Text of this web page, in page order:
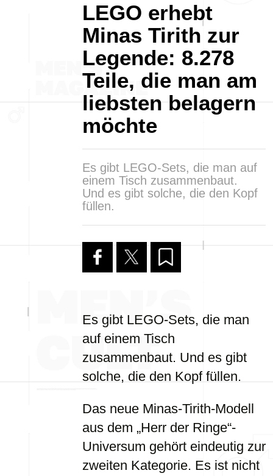
LEGO erhebt
Minas Tirith zur
Legende: 8.278
Teile, die man am
liebsten belagern
möchte
Es gibt LEGO-Sets, die man auf
einem Tisch zusammenbaut.
Und es gibt solche, die den Kopf
füllen.
Es gibt LEGO-Sets, die man
auf einem Tisch
zusammenbaut. Und es gibt
solche, die den Kopf füllen.
Das neue Minas-Tirith-Modell
aus dem „Herr der Ringe“-
Universum gehört eindeutig zur
zweiten Kategorie. Es ist nicht